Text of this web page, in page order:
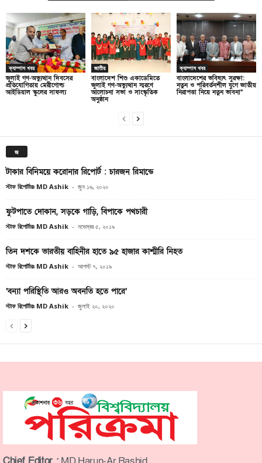
ক্যাম্পাস খবর
জুলাই গণ-অভ্যুত্থান দিবসের
প্রতিযোগিতায় মেরীগোল্ড
আইডিয়াল স্কুলের সাফল্য
জাতীয়
বাংলাদেশ শিশু একাডেমিতে
জুলাই গণ-অভ্যুত্থান স্মরণে
আলোচনা সভা ও সাংস্কৃতিক
অনুষ্ঠান
ক্যাম্পাস খবর
বাংলাদেশের ভবিষ্যৎ সুরক্ষা:
নতুন ও পরিবর্তনশীল যুগে জাতীয়
নিরাপত্তা নিয়ে নতুন ভাবনা”
জ
টাকার বিনিময়ে করোনার রিপোর্ট : চারজন রিমান্ডে
স্টাফ রিপোর্টারঃ MD Ashik - জুন ১৬, ২০২০
ফুটপাতে দোকান, সড়কে গাড়ি, বিপাকে পথচারী
স্টাফ রিপোর্টারঃ MD Ashik - নভেম্বর ৫, ২০১৯
তিন দশকে ভারতীয় বাহিনীর হাতে ৯৫ হাজার কাশ্মীরি নিহত
স্টাফ রিপোর্টারঃ MD Ashik - আগস্ট ৭, ২০১৯
‘বন্যা পরিস্থিতি আরও অবনতি হতে পারে’
স্টাফ রিপোর্টারঃ MD Ashik - জুলাই ২০, ২০২০